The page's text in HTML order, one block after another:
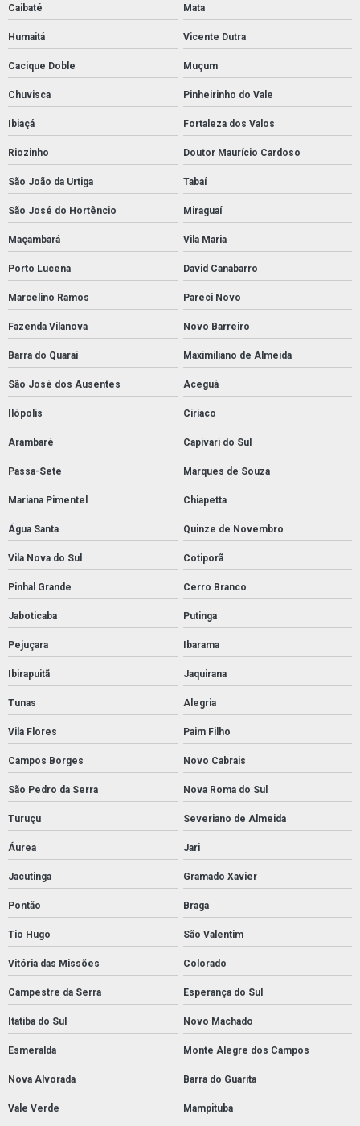
Caibaté Mata
Humaitá Vicente Dutra
Cacique Doble Muçum
Chuvisca Pinheirinho do Vale
Ibiaçá Fortaleza dos Valos
Riozinho Doutor Maurício Cardoso
São João da Urtiga Tabaí
São José do Hortêncio Miraguaí
Maçambará Vila Maria
Porto Lucena David Canabarro
Marcelino Ramos Pareci Novo
Fazenda Vilanova Novo Barreiro
Barra do Quaraí Maximiliano de Almeida
São José dos Ausentes Aceguá
Ilópolis Ciríaco
Arambaré Capivari do Sul
Passa-Sete Marques de Souza
Mariana Pimentel Chiapetta
Água Santa Quinze de Novembro
Vila Nova do Sul Cotiporã
Pinhal Grande Cerro Branco
Jaboticaba Putinga
Pejuçara Ibarama
Ibirapuitã Jaquirana
Tunas Alegria
Vila Flores Paim Filho
Campos Borges Novo Cabrais
São Pedro da Serra Nova Roma do Sul
Turuçu Severiano de Almeida
Áurea Jari
Jacutinga Gramado Xavier
Pontão Braga
Tio Hugo São Valentim
Vitória das Missões Colorado
Campestre da Serra Esperança do Sul
Itatiba do Sul Novo Machado
Esmeralda Monte Alegre dos Campos
Nova Alvorada Barra do Guarita
Vale Verde Mampituba